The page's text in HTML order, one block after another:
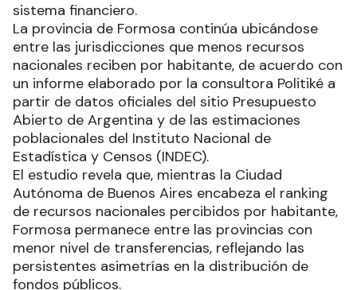
sistema financiero.
La provincia de Formosa continúa ubicándose
entre las jurisdicciones que menos recursos
nacionales reciben por habitante, de acuerdo con
un informe elaborado por la consultora Politiké a
partir de datos oficiales del sitio Presupuesto
Abierto de Argentina y de las estimaciones
poblacionales del Instituto Nacional de
Estadística y Censos (INDEC).
El estudio revela que, mientras la Ciudad
Autónoma de Buenos Aires encabeza el ranking
de recursos nacionales percibidos por habitante,
Formosa permanece entre las provincias con
menor nivel de transferencias, reflejando las
persistentes asimetrías en la distribución de
fondos públicos.